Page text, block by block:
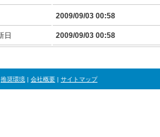
2009/09/03 00:58
日 2009/09/03 00:58
推奨環境 | 会社概要 | サイトマップ